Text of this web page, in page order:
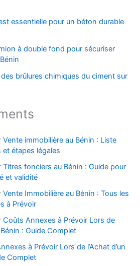
essentielle pour un béton durable
à double fond pour sécuriser
brûlures chimiques du ciment sur
Vente immobilière au Bénin : Liste
étapes légales
Titres fonciers au Bénin : Guide pour
et validité
Vente Immobilière au Bénin : Tous les
à Prévoir
Coûts Annexes à Prévoir Lors de
Bénin : Guide Complet
à Prévoir Lors de l’Achat d’un
Complet